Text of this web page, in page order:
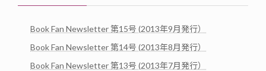
Book Fan Newsletter 第15号 (2013年9月発行）
Book Fan Newsletter 第14号 (2013年8月発行）
Book Fan Newsletter 第13号 (2013年7月発行）